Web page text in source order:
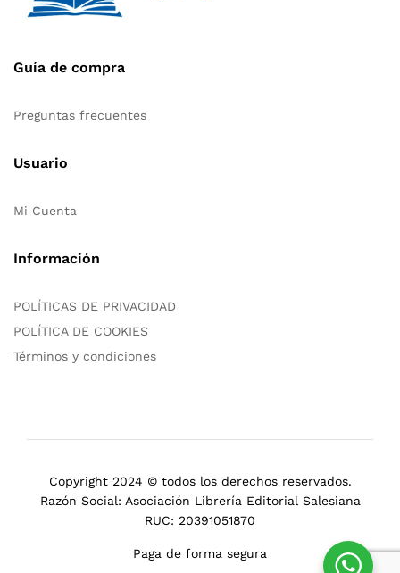
Guía de compra
Preguntas frecuentes
Usuario
Mi Cuenta
Información
POLÍTICAS DE PRIVACIDAD
POLÍTICA DE COOKIES
Términos y condiciones
Copyright 2024 © todos los derechos reservados.
Razón Social: Asociación Librería Editorial Salesiana
RUC: 20391051870
Paga de forma segura